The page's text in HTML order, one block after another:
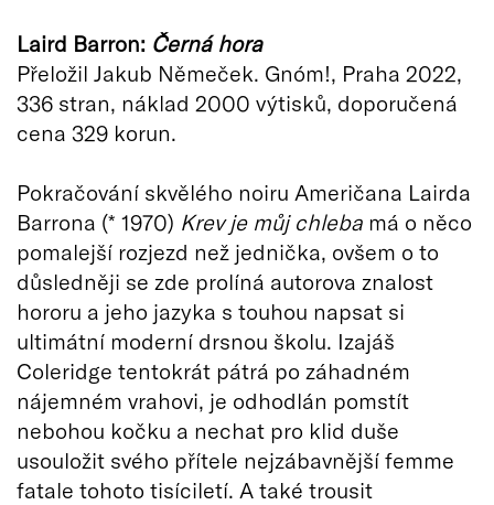
Laird Barron: Černá hora
Přeložil Jakub Němeček. Gnóm!, Praha 2022,
336 stran, náklad 2000 výtisků, doporučená
cena 329 korun.
Pokračování skvělého noiru Američana Lairda
Barrona (* 1970) Krev je můj chleba má o něco
pomalejší rozjezd než jednička, ovšem o to
důsledněji se zde prolíná autorova znalost
hororu a jeho jazyka s touhou napsat si
ultimátní moderní drsnou školu. Izajáš
Coleridge tentokrát pátrá po záhadném
nájemném vrahovi, je odhodlán pomstít
nebohou kočku a nechat pro klid duše
usouložit svého přítele nejzábavnější femme
fatale tohoto tisíciletí. A také trousit